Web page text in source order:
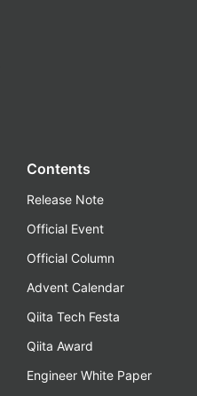
Contents
Release Note
Official Event
Official Column
Advent Calendar
Qiita Tech Festa
Qiita Award
Engineer White Paper